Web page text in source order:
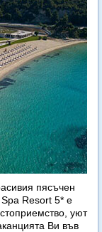
пясъчен
Resort 5* е
уют
Ви във